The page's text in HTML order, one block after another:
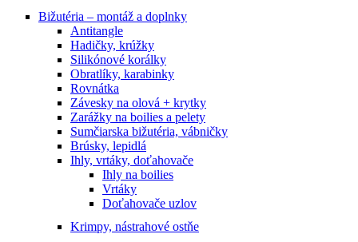
Bižutéria – montáž a doplnky
Antitangle
Hadičky, krúžky
Silikónové korálky
Obratlíky, karabinky
Rovnátka
Závesky na olová + krytky
Zarážky na boilies a pelety
Sumčiarska bižutéria, vábničky
Brúsky, lepidlá
Ihly, vrtáky, doťahovače
Ihly na boilies
Vrtáky
Doťahovače uzlov
Krimpy, nástrahové ostňe